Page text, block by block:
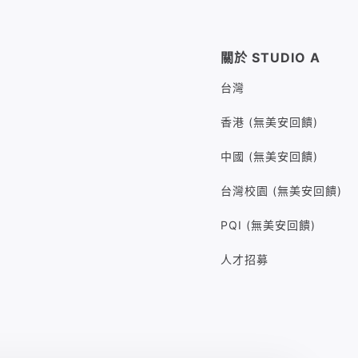
關於 STUDIO A
台灣
香港 (無美安回饋)
中國 (無美安回饋)
台灣校園 (無美安回饋)
PQI (無美安回饋)
人才招募